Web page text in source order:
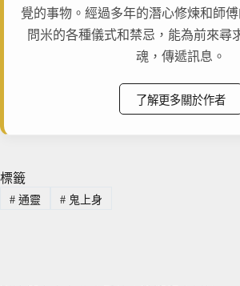
覺的事物。經過多年的潛心修煉和師
問米的各種儀式和禁忌，能為前來尋
魂，傳遞訊息。
了解更多關於作者
標籤
#通靈 #鬼上身